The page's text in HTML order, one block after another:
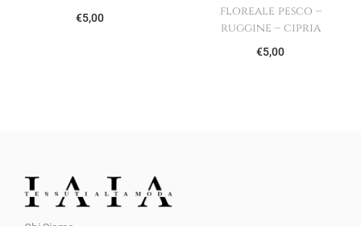
€5,00
floreale pesco –
ruggine – cipria
€5,00